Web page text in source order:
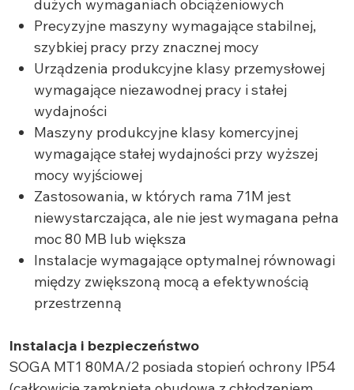
dużych wymaganiach obciążeniowych
Precyzyjne maszyny wymagające stabilnej,
szybkiej pracy przy znacznej mocy
Urządzenia produkcyjne klasy przemysłowej
wymagające niezawodnej pracy i stałej
wydajności
Maszyny produkcyjne klasy komercyjnej
wymagające stałej wydajności przy wyższej
mocy wyjściowej
Zastosowania, w których rama 71M jest
niewystarczająca, ale nie jest wymagana pełna
moc 80 MB lub większa
Instalacje wymagające optymalnej równowagi
między zwiększoną mocą a efektywnością
przestrzenną
Instalacja i bezpieczeństwo
SOGA MT1 80MA/2 posiada stopień ochrony IP54